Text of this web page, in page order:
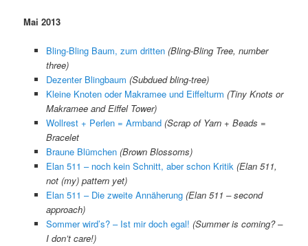
Mai 2013
Bling-Bling Baum, zum dritten (Bling-Bling Tree, number
three)
Dezenter Blingbaum (Subdued bling-tree)
Kleine Knoten oder Makramee und Eiffelturm (Tiny Knots or
Makramee and Eiffel Tower)
Wollrest + Perlen = Armband (Scrap of Yarn + Beads =
Bracelet
Braune Blümchen (Brown Blossoms)
Elan 511 – noch kein Schnitt, aber schon Kritik (Elan 511,
not (my) pattern yet)
Elan 511 – Die zweite Annäherung (Elan 511 – second
approach)
Sommer wird’s? – Ist mir doch egal! (Summer is coming? –
I don’t care!)